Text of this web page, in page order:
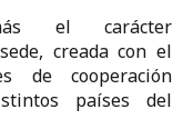
el carácter
creada con el
de cooperación
países del